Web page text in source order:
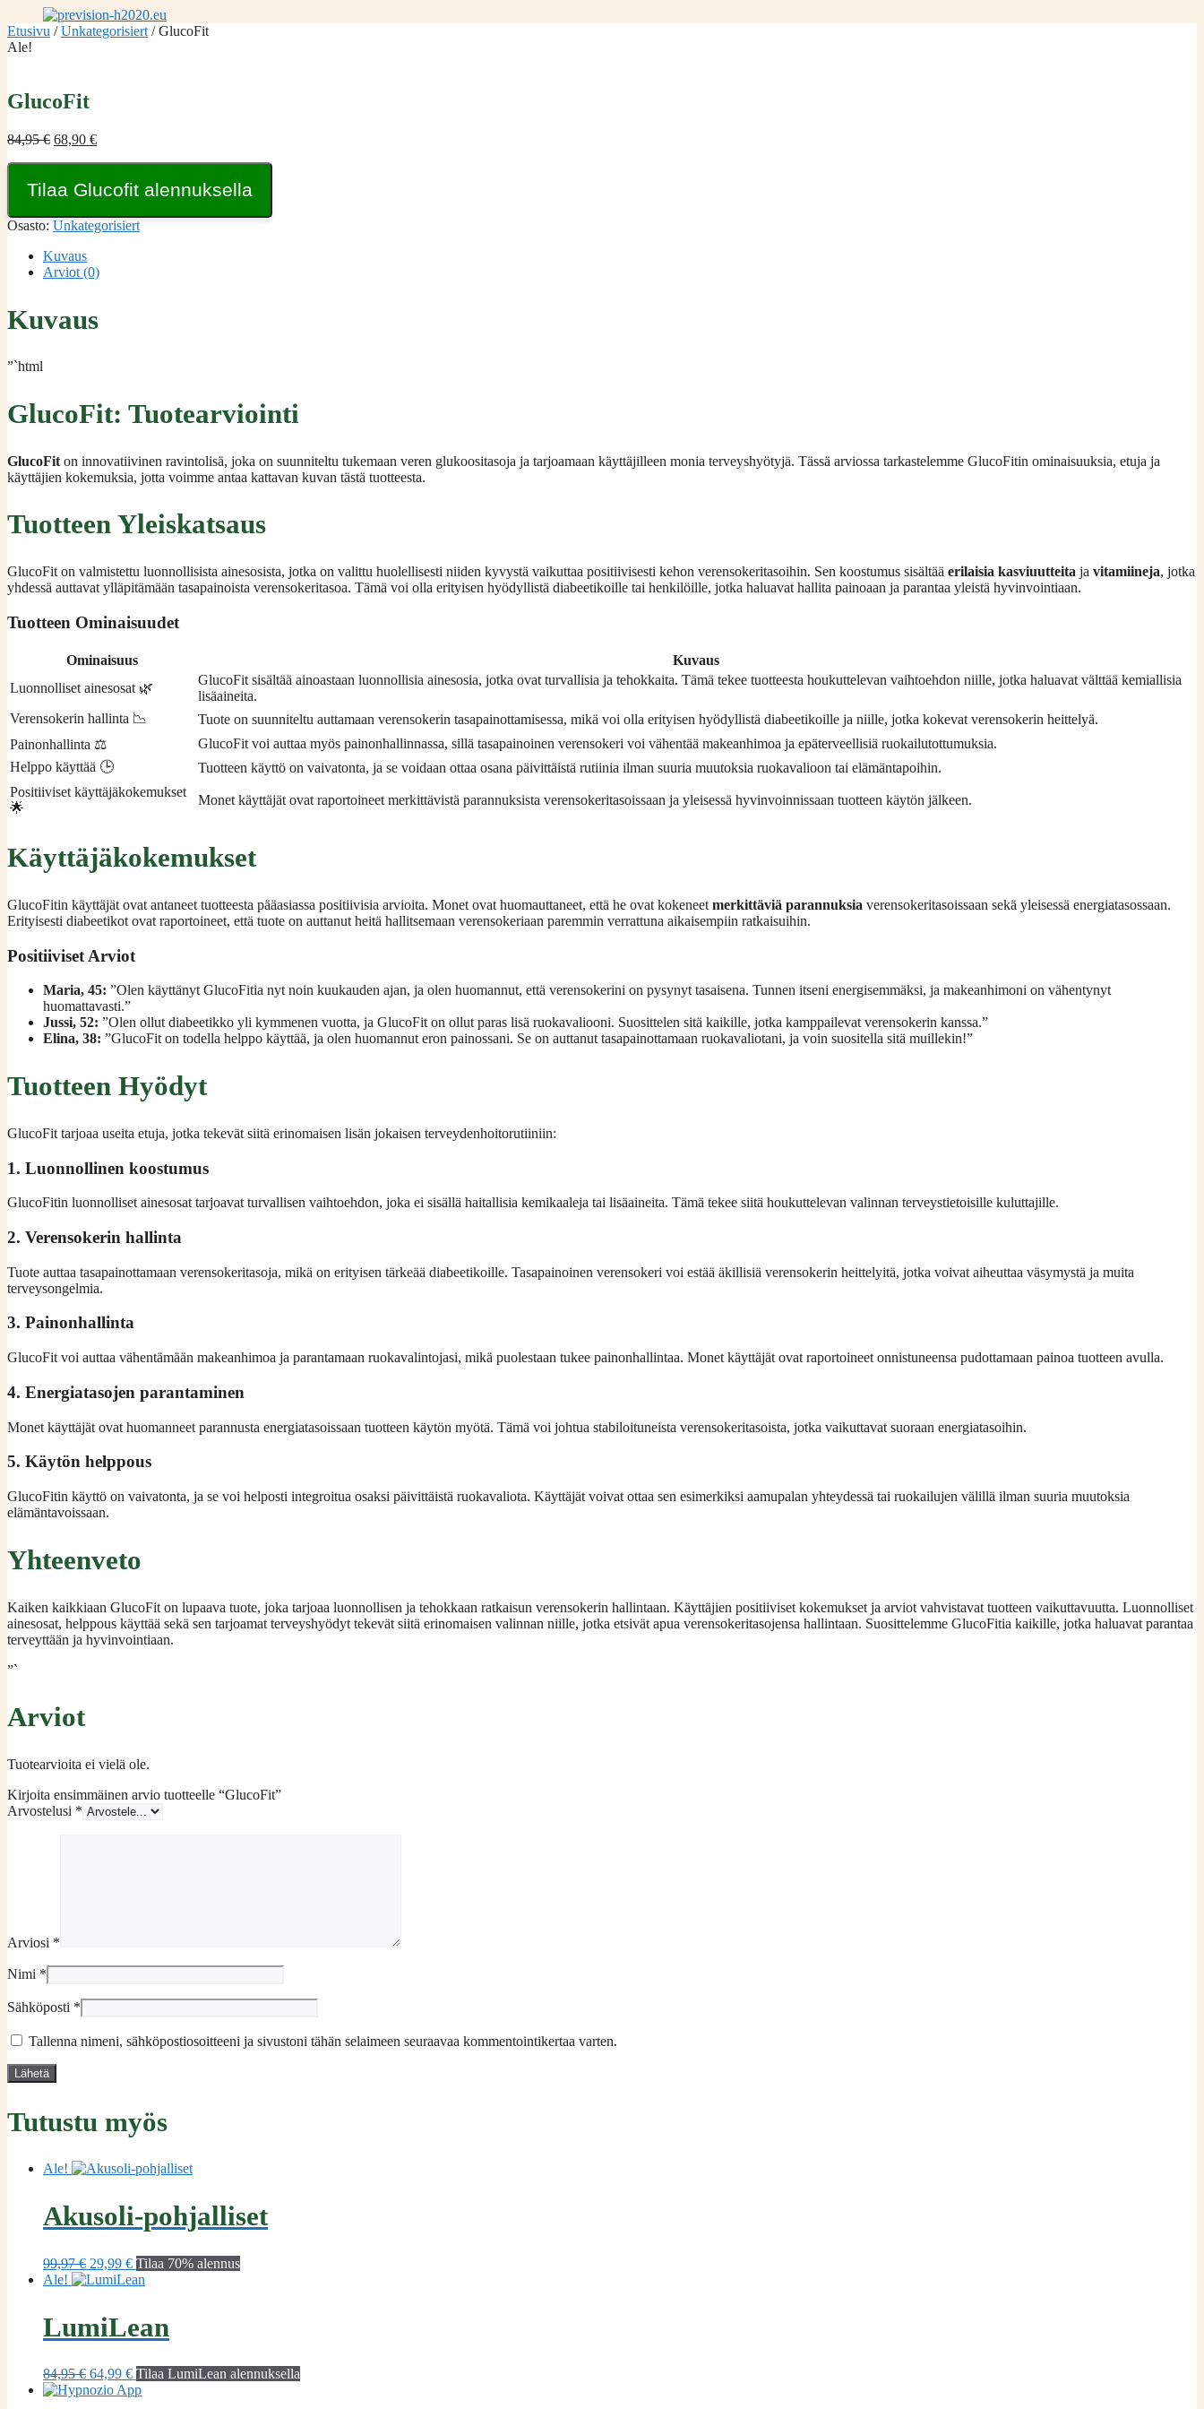
sisältöön
Etusivu /Unkategorisiert / GlucoFit
Ale!
GlucoFit
84,95€ Alkuperäinen
84,95 €.
68,90 €Nykyinen
68,90 €.
Tilaa Glucofit alennuksella
Osasto: Unkategorisiert
Kuvaus
Arviot (0)
Kuvaus
”`html
GlucoFit: Tuotearviointi
GlucoFit on innovatiivinen ravintolisä, joka on suunniteltu tukemaan veren glukoositasoja ja tarjoamaan käyttäjilleen monia terveyshyötyjä. Tässä arviossa tarkastelemme GlucoFitin ominaisuuksia, etuja ja
käyttäjien kokemuksia, jotta voimme antaa kattavan kuvan tästä tuotteesta.
Tuotteen Yleiskatsaus
GlucoFit on valmistettu luonnollisista ainesosista, jotka on valittu huolellisesti niiden kyvystä vaikuttaa positiivisesti kehon verensokeritasoihin. Sen koostumus sisältää erilaisia kasviuutteita ja vitamiineja, jotka
yhdessä auttavat ylläpitämään tasapainoista verensokeritasoa. Tämä voi olla erityisen hyödyllistä diabeetikoille tai henkilöille, jotka haluavat hallita painoaan ja parantaa yleistä hyvinvointiaan.
Tuotteen Ominaisuudet
Ominaisuus
Kuvaus
Luonnolliset ainesosat 🌿
GlucoFit sisältää ainoastaan luonnollisia ainesosia, jotka ovat turvallisia ja tehokkaita. Tämä tekee tuotteesta houkuttelevan vaihtoehdon niille, jotka haluavat välttää kemiallisia
lisäaineita.
Verensokerin hallinta 📉
Tuote on suunniteltu auttamaan verensokerin tasapainottamisessa, mikä voi olla erityisen hyödyllistä diabeetikoille ja niille, jotka kokevat verensokerin heittelyä.
Painonhallinta ⚖️
GlucoFit voi auttaa myös painonhallinnassa, sillä tasapainoinen verensokeri voi vähentää makeanhimoa ja epäterveellisiä ruokailutottumuksia.
Helppo käyttää 🕒
Tuotteen käyttö on vaivatonta, ja se voidaan ottaa osana päivittäistä rutiinia ilman suuria muutoksia ruokavalioon tai elämäntapoihin.
Positiiviset käyttäjäkokemukset
🌟
Monet käyttäjät ovat raportoineet merkittävistä parannuksista verensokeritasoissaan ja yleisessä hyvinvoinnissaan tuotteen käytön jälkeen.
Käyttäjäkokemukset
GlucoFitin käyttäjät ovat antaneet tuotteesta pääasiassa positiivisia arvioita. Monet ovat huomauttaneet, että he ovat kokeneet merkittäviä parannuksia verensokeritasoissaan sekä yleisessä energiatasossaan.
Erityisesti diabeetikot ovat raportoineet, että tuote on auttanut heitä hallitsemaan verensokeriaan paremmin verrattuna aikaisempiin ratkaisuihin.
Positiiviset Arviot
Maria, 45: ”Olen käyttänyt GlucoFitia nyt noin kuukauden ajan, ja olen huomannut, että verensokerini on pysynyt tasaisena. Tunnen itseni energisemmäksi, ja makeanhimoni on vähentynyt
huomattavasti.”
Jussi, 52: ”Olen ollut diabeetikko yli kymmenen vuotta, ja GlucoFit on ollut paras lisä ruokavaliooni. Suosittelen sitä kaikille, jotka kamppailevat verensokerin kanssa.”
Elina, 38: ”GlucoFit on todella helppo käyttää, ja olen huomannut eron painossani. Se on auttanut tasapainottamaan ruokavaliotani, ja voin suositella sitä muillekin!”
Tuotteen Hyödyt
GlucoFit tarjoaa useita etuja, jotka tekevät siitä erinomaisen lisän jokaisen terveydenhoitorutiiniin:
1. Luonnollinen koostumus
GlucoFitin luonnolliset ainesosat tarjoavat turvallisen vaihtoehdon, joka ei sisällä haitallisia kemikaaleja tai lisäaineita. Tämä tekee siitä houkuttelevan valinnan terveystietoisille kuluttajille.
2. Verensokerin hallinta
Tuote auttaa tasapainottamaan verensokeritasoja, mikä on erityisen tärkeää diabeetikoille. Tasapainoinen verensokeri voi estää äkillisiä verensokerin heittelyitä, jotka voivat aiheuttaa väsymystä ja muita
terveysongelmia.
3. Painonhallinta
GlucoFit voi auttaa vähentämään makeanhimoa ja parantamaan ruokavalintojasi, mikä puolestaan tukee painonhallintaa. Monet käyttäjät ovat raportoineet onnistuneensa pudottamaan painoa tuotteen avulla.
4. Energiatasojen parantaminen
Monet käyttäjät ovat huomanneet parannusta energiatasoissaan tuotteen käytön myötä. Tämä voi johtua stabiloituneista verensokeritasoista, jotka vaikuttavat suoraan energiatasoihin.
5. Käytön helppous
GlucoFitin käyttö on vaivatonta, ja se voi helposti integroitua osaksi päivittäistä ruokavaliota. Käyttäjät voivat ottaa sen esimerkiksi aamupalan yhteydessä tai ruokailujen välillä ilman suuria muutoksia
elämäntavoissaan.
Yhteenveto
Kaiken kaikkiaan GlucoFit on lupaava tuote, joka tarjoaa luonnollisen ja tehokkaan ratkaisun verensokerin hallintaan. Käyttäjien positiiviset kokemukset ja arviot vahvistavat tuotteen vaikuttavuutta. Luonnolliset
ainesosat, helppous käyttää sekä sen tarjoamat terveyshyödyt tekevät siitä erinomaisen valinnan niille, jotka etsivät apua verensokeritasojensa hallintaan. Suosittelemme GlucoFitia kaikille, jotka haluavat parantaa
terveyttään ja hyvinvointiaan.
”`
Arviot
Tuotearvioita ei vielä ole.
Kirjoita ensimmäinen arvio tuotteelle “GlucoFit”
Arvostelusi *
Arviosi *
Nimi *
Sähköposti *
Tallenna nimeni, sähköpostiosoitteeni ja sivustoni tähän selaimeen seuraavaa kommentointikertaa varten.
Tutustu myös
Ale!
Akusoli-pohjalliset
99,97€ Alkuperäinen
hinta
29,99 €Nykyinen
hinta
Tilaa 70% alennus
Ale!
LumiLean
84,95€ Alkuperäinen
hinta
64,99 €Nykyinen
hinta
Tilaa LumiLean alennuksella